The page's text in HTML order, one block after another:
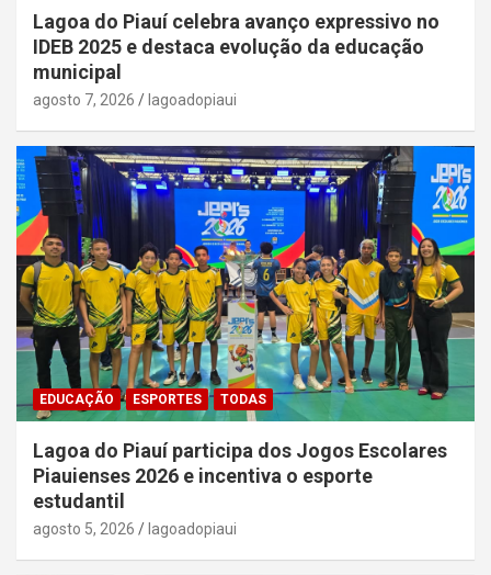
Lagoa do Piauí celebra avanço expressivo no
IDEB 2025 e destaca evolução da educação
municipal
agosto 7, 2026 lagoadopiaui
EDUCAÇÃO ESPORTES TODAS
Lagoa do Piauí participa dos Jogos Escolares
Piauienses 2026 e incentiva o esporte
estudantil
agosto 5, 2026 lagoadopiaui